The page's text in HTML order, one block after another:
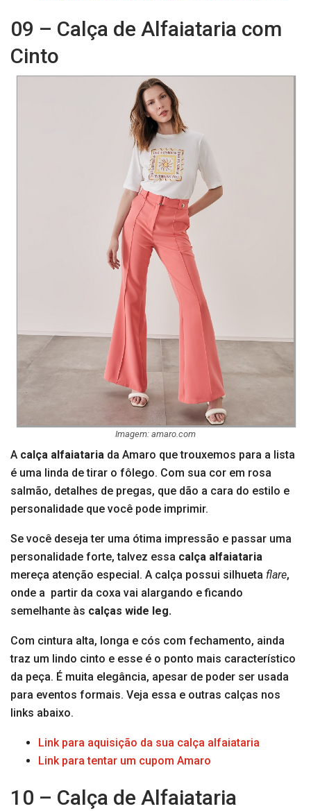
09 – Calça de Alfaiataria com
Cinto
Imagem: amaro.com
A calça alfaiataria da Amaro que trouxemos para a lista
é uma linda de tirar o fôlego. Com sua cor em rosa
salmão, detalhes de pregas, que dão a cara do estilo e
personalidade que você pode imprimir.
Se você deseja ter uma ótima impressão e passar uma
personalidade forte, talvez essa calça alfaiataria
mereça atenção especial. A calça possui silhueta flare,
onde a partir da coxa vai alargando e ficando
semelhante às calças wide leg.
Com cintura alta, longa e cós com fechamento, ainda
traz um lindo cinto e esse é o ponto mais característico
da peça. É muita elegância, apesar de poder ser usada
para eventos formais. Veja essa e outras calças nos
links abaixo.
Link para aquisição da sua calça alfaiataria
Link para tentar um cupom Amaro
10 – Calça de Alfaiataria